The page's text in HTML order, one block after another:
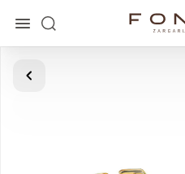
Asosiy